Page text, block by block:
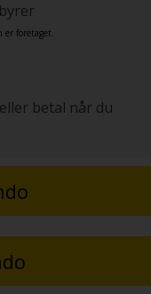
er foretaget.
betal når du